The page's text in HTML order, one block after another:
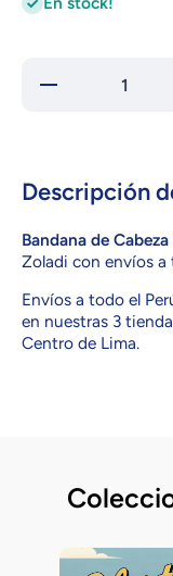
Reducir
Descripción
Bandana de
Zoladi con envíos a
Envíos a todo el
en nuestras 3
Centro de Lima.